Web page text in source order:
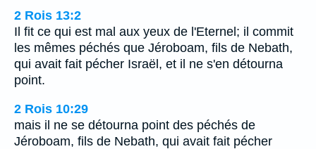
2 Rois 13:2
Il fit ce qui est mal aux yeux de l'Eternel; il commit
les mêmes péchés que Jéroboam, fils de Nebath,
qui avait fait pécher Israël, et il ne s'en détourna
point.
2 Rois 10:29
mais il ne se détourna point des péchés de
Jéroboam, fils de Nebath, qui avait fait pécher